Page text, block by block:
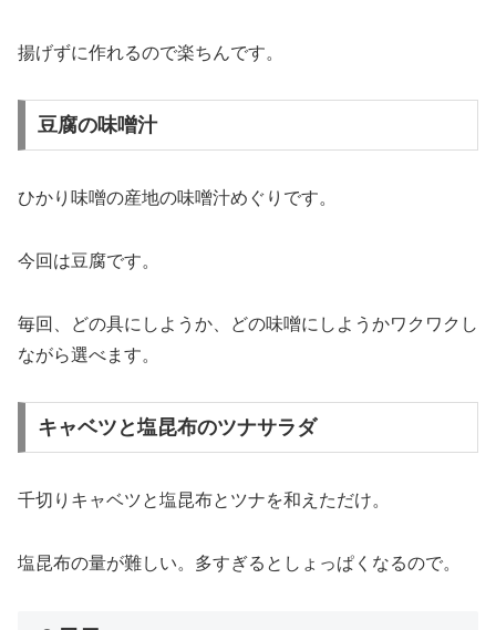
揚げずに作れるので楽ちんです。
豆腐の味噌汁
ひかり味噌の産地の味噌汁めぐりです。
今回は豆腐です。
毎回、どの具にしようか、どの味噌にしようかワクワクし
ながら選べます。
キャベツと塩昆布のツナサラダ
千切りキャベツと塩昆布とツナを和えただけ。
塩昆布の量が難しい。多すぎるとしょっぱくなるので。